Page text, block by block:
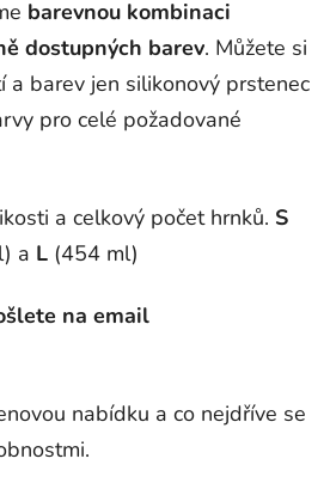
barevnou kombinaci
dostupných barev. Můžete si
a barev jen silikonový prstenec
pro celé požadované
a celkový počet hrnků. S
a L (454 ml)
na email
nabídku a co nejdříve se